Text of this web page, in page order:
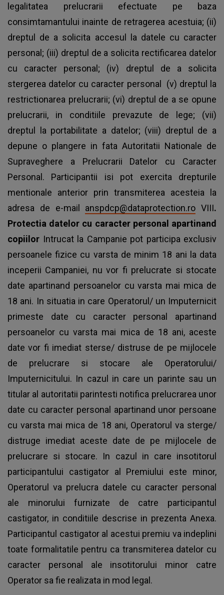
legalitatea prelucrarii efectuate pe baza
consimtamantului inainte de retragerea acestuia; (ii)
dreptul de a solicita accesul la datele cu caracter
personal; (iii) dreptul de a solicita rectificarea datelor
cu caracter personal; (iv) dreptul de a solicita
stergerea datelor cu caracter personal (v) dreptul la
restrictionarea prelucrarii; (vi) dreptul de a se opune
prelucrarii, in conditiile prevazute de lege; (vii)
dreptul la portabilitate a datelor; (viii) dreptul de a
depune o plangere in fata Autoritatii Nationale de
Supraveghere a Prelucrarii Datelor cu Caracter
Personal. Participantii isi pot exercita drepturile
mentionale anterior prin transmiterea acesteia la
adresa de e-mail anspdcp@dataprotection.ro VIII.
Protectia datelor cu caracter personal apartinand
copiilor Intrucat la Campanie pot participa exclusiv
persoanele fizice cu varsta de minim 18 ani la data
inceperii Campaniei, nu vor fi prelucrate si stocate
date apartinand persoanelor cu varsta mai mica de
18 ani. In situatia in care Operatorul/ un Imputernicit
primeste date cu caracter personal apartinand
persoanelor cu varsta mai mica de 18 ani, aceste
date vor fi imediat sterse/ distruse de pe mijlocele
de prelucrare si stocare ale Operatorului/
Imputernicitului. In cazul in care un parinte sau un
titular al autoritatii parintesti notifica prelucrarea unor
date cu caracter personal apartinand unor persoane
cu varsta mai mica de 18 ani, Operatorul va sterge/
distruge imediat aceste date de pe mijlocele de
prelucrare si stocare. In cazul in care insotitorul
participantului castigator al Premiului este minor,
Operatorul va prelucra datele cu caracter personal
ale minorului furnizate de catre participantul
castigator, in conditiile descrise in prezenta Anexa.
Participantul castigator al acestui premiu va indeplini
toate formalitatile pentru ca transmiterea datelor cu
caracter personal ale insotitorului minor catre
Operator sa fie realizata in mod legal.